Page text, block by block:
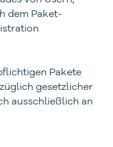
dem Paket-
Pakete
gesetzlicher
ausschließlich an